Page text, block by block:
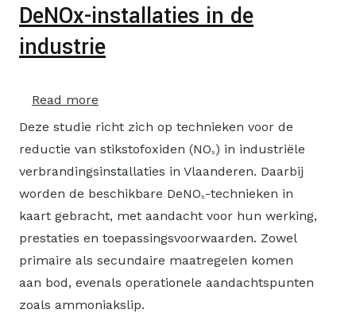
DeNOx-installaties in de
industrie
Read more
DeNOx-
de
industrie
Deze studie richt zich op technieken voor de
reductie van stikstofoxiden (NOₓ) in industriële
verbrandingsinstallaties in Vlaanderen. Daarbij
worden de beschikbare DeNOₓ-technieken in
kaart gebracht, met aandacht voor hun werking,
prestaties en toepassingsvoorwaarden. Zowel
primaire als secundaire maatregelen komen
aan bod, evenals operationele aandachtspunten
zoals ammoniakslip.